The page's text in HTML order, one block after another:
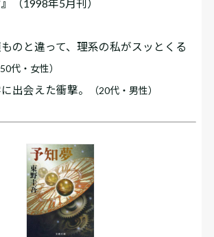
（1998年5月刊）
のと違って、理系の私がスッとくる
50代・女性）
出会えた衝撃。 （20代・男性）